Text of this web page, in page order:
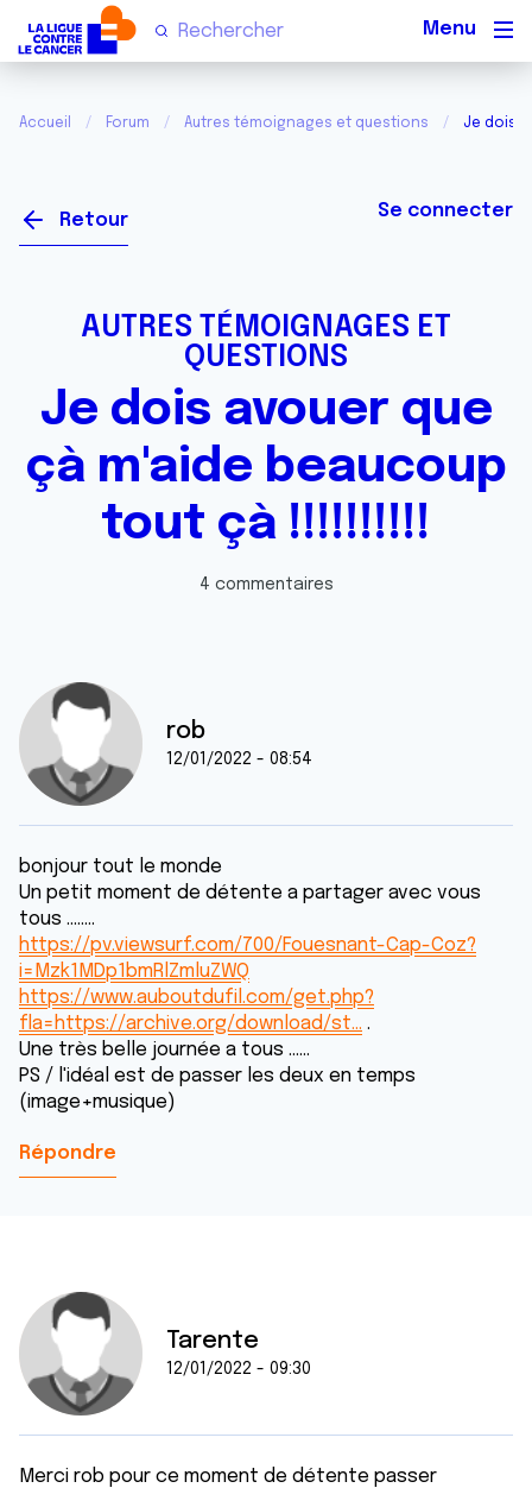
Accueil Forum Autres témoignages et questions Je dois
Retour Se connecter
AUTRES TÉMOIGNAGES ET
QUESTIONS
Je dois avouer que
çà m'aide beaucoup
tout çà !!!!!!!!!!
4 commentaires
rob
12/01/2022 - 08:54
bonjour tout le monde
Un petit moment de détente a partager avec vous
tous ........
https://pv.viewsurf.com/700/Fouesnant-Cap-Coz?
i=Mzk1MDp1bmRlZmluZWQ
https://www.auboutdufil.com/get.php?
fla=https://archive.org/download/st… .
Une très belle journée a tous ......
PS / l'idéal est de passer les deux en temps
(image+musique)
Répondre
Tarente
12/01/2022 - 09:30
Merci rob pour ce moment de détente passer